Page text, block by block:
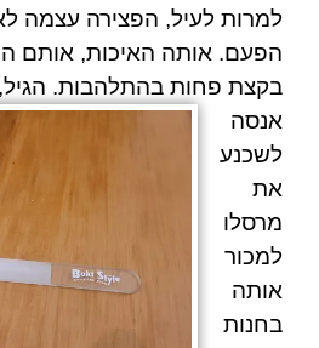
למרות לעיל, הפצירה עצמה
הפעם. אותה האיכות, אותם
בקצת פחות בהתלהבות.
אנסה
לשכנע
את
מרסלו
למכור
אותה
בחנות